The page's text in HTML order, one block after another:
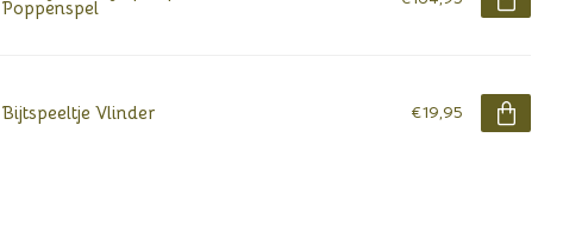
Poppenspel
Bijtspeeltje Vlinder €19,95